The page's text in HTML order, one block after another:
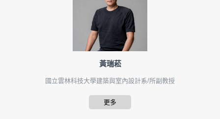
黃瑞菘
國立雲林科技大學建築與室內設計系/所副教授
更多